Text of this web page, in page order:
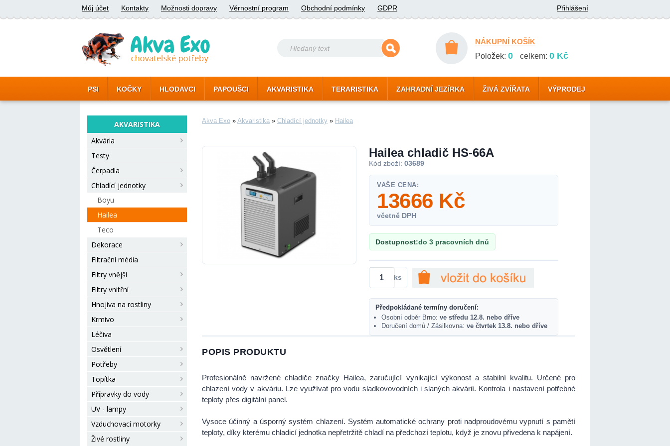
Můj účet Kontakty Možnosti dopravy Věrnostní program Obchodní podmínky GDPR Přihlášení
NÁKUPNÍ KOŠÍK
Položek: 0 celkem: 0 Kč
PSI KOČKY HLODAVCI PAPOUŠCI AKVARISTIKA TERARISTIKA ZAHRADNÍ JEZÍRKA ŽIVÁ ZVÍŘATA VÝPRODEJ
AKVARISTIKA
Akvária
Testy
Čerpadla
Chladící jednotky
Boyu
Hailea
Teco
Dekorace
Filtrační média
Filtry vnější
Filtry vnitřní
Hnojiva na rostliny
Krmivo
Léčiva
Osvětlení
Potřeby
Topítka
Přípravky do vody
UV - lampy
Vzduchovací motorky
Živé rostliny
Akva Exo » Akvaristika » Chladící jednotky » Hailea
Hailea chladič HS-66A
Kód zboží: 03689
VAŠE CENA:
13666 Kč
včetně DPH
Dostupnost:do 3 pracovních dnů
ks
Předpokládané termíny doručení:
Osobní odběr Brno: ve středu 12.8. nebo dříve
Doručení domů / Zásilkovna: ve čtvrtek 13.8. nebo dříve
POPIS PRODUKTU
Profesionálně navržené chladiče značky Hailea, zaručující vynikající výkonost a stabilní kvalitu. Určené pro
chlazení vody v akváriu. Lze využívat pro vodu sladkovovodních i slaných akvárií. Kontrola i nastavení potřebné
teploty přes digitální panel.
Vysoce účinný a úsporný systém chlazení. Systém automatické ochrany proti nadproudovému vypnutí s pamětí
teploty, díky kterému chladicí jednotka nepřetržitě chladí na předchozí teplotu, když je znovu přivedena k napájení.